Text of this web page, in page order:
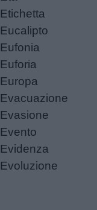
Etichetta
Eucalipto
Eufonia
Euforia
Europa
Evacuazione
Evasione
Evento
Evidenza
Evoluzione